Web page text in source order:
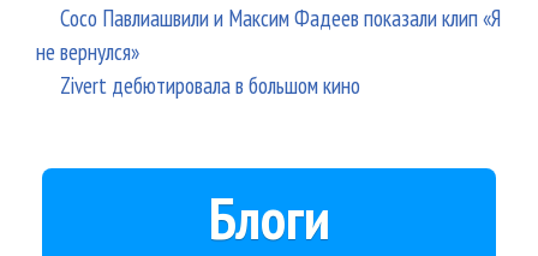
Сосо Павлиашвили и Максим Фадеев показали клип «Я
не вернулся»
Zivert дебютировала в большом кино
Блоги